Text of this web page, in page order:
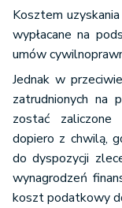
Kosztem
wypłacane na
umów
Jednak w
zatrudnionych na
zostać
dopiero z chwilą,
do dyspozycji
wynagrodzeń
koszt podatkowy